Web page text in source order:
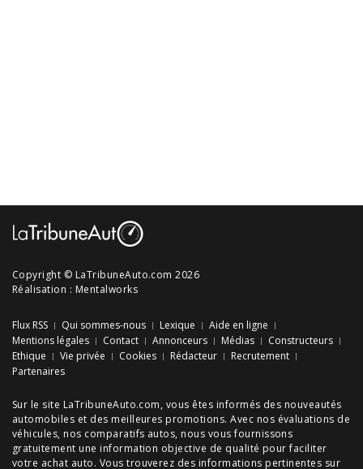
Copyright © LaTribuneAuto.com 2026
Réalisation : Mentalworks
Flux RSS Qui sommes-nous Lexique
Aide en ligne
Mentions légales
Contact Annonceurs Médias
Constructeurs
Ethique
Vie privée Cookies Rédacteur
Recrutement
Partenaires
Sur le site LaTribuneAuto.com, vous êtes informés des nouveautés
automobiles et des meilleures promotions. Avec nos évaluations de
véhicules, nos comparatifs autos, nous vous fournissons
gratuitement une information objective de qualité pour faciliter
votre achat auto. Vous trouverez des informations pertinentes sur